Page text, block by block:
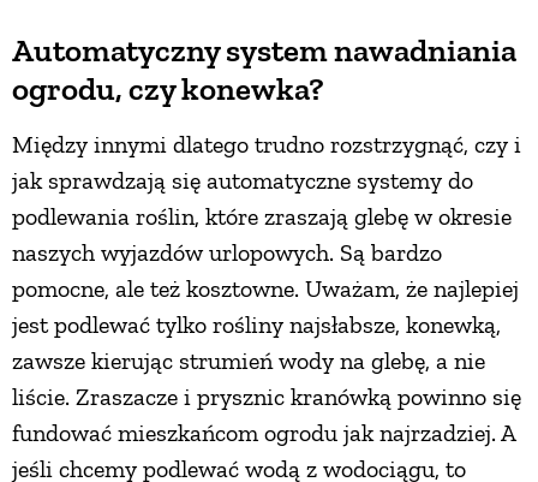
Automatyczny system nawadniania
ogrodu, czy konewka?
Między innymi dlatego trudno rozstrzygnąć, czy i
jak sprawdzają się automatyczne systemy do
podlewania roślin, które zraszają glebę w okresie
naszych wyjazdów urlopowych. Są bardzo
pomocne, ale też kosztowne. Uważam, że najlepiej
jest podlewać tylko rośliny najsłabsze, konewką,
zawsze kierując strumień wody na glebę, a nie
liście. Zraszacze i prysznic kranówką powinno się
fundować mieszkańcom ogrodu jak najrzadziej. A
jeśli chcemy podlewać wodą z wodociągu, to